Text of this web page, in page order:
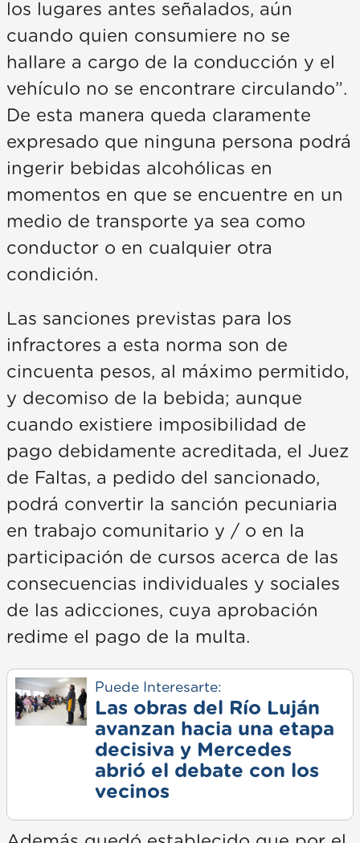
los lugares antes señalados, aún
cuando quien consumiere no se
hallare a cargo de la conducción y el
vehículo no se encontrare circulando”.
De esta manera queda claramente
expresado que ninguna persona podrá
ingerir bebidas alcohólicas en
momentos en que se encuentre en un
medio de transporte ya sea como
conductor o en cualquier otra
condición.
Las sanciones previstas para los
infractores a esta norma son de
cincuenta pesos, al máximo permitido,
y decomiso de la bebida; aunque
cuando existiere imposibilidad de
pago debidamente acreditada, el Juez
de Faltas, a pedido del sancionado,
podrá convertir la sanción pecuniaria
en trabajo comunitario y / o en la
participación de cursos acerca de las
consecuencias individuales y sociales
de las adicciones, cuya aprobación
redime el pago de la multa.
Puede Interesarte:
Las obras del Río Luján
avanzan hacia una etapa
decisiva y Mercedes
abrió el debate con los
vecinos